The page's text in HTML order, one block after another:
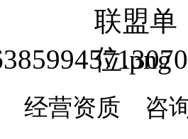
经营资质 咨